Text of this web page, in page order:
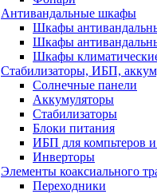
Антивандальные шкафы
Шкафы
Шкафы
Шкафы
Стабилизаторы, ИБП,
Солнечные панели
Аккумуляторы
Стабилизаторы
Блоки питания
ИБП для компьтеров
Инверторы
Элементы коаксиального
Переходники